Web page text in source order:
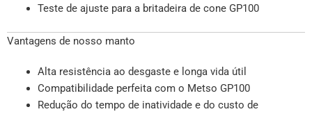
Teste de ajuste para a britadeira de cone GP100
Vantagens de nosso manto
Alta resistência ao desgaste e longa vida útil
Compatibilidade perfeita com o Metso GP100
Redução do tempo de inatividade e do custo de